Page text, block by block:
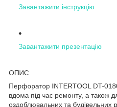
Завантажити інструкцію
Завантажити презентацію
ОПИС
Перфоратор INTERTOOL DT-
вдома під час ремонту, а також
оздоблювальних та будівельних